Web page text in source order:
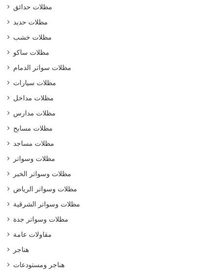
مظلات حدائق
مظلات حديد
مظلات خشب
مظلات ساكو
مظلات سواتر الدمام
مظلات سيارات
مظلات مداخل
مظلات مدارس
مظلات مسابح
مظلات مساجد
مظلات وسواتر
مظلات وسواتر الخبر
مظلات وسواتر الرياض
مظلات وسواتر الشرقية
مظلات وسواتر جدة
مقاولات عامة
هناجر
هناجر ومستودعات